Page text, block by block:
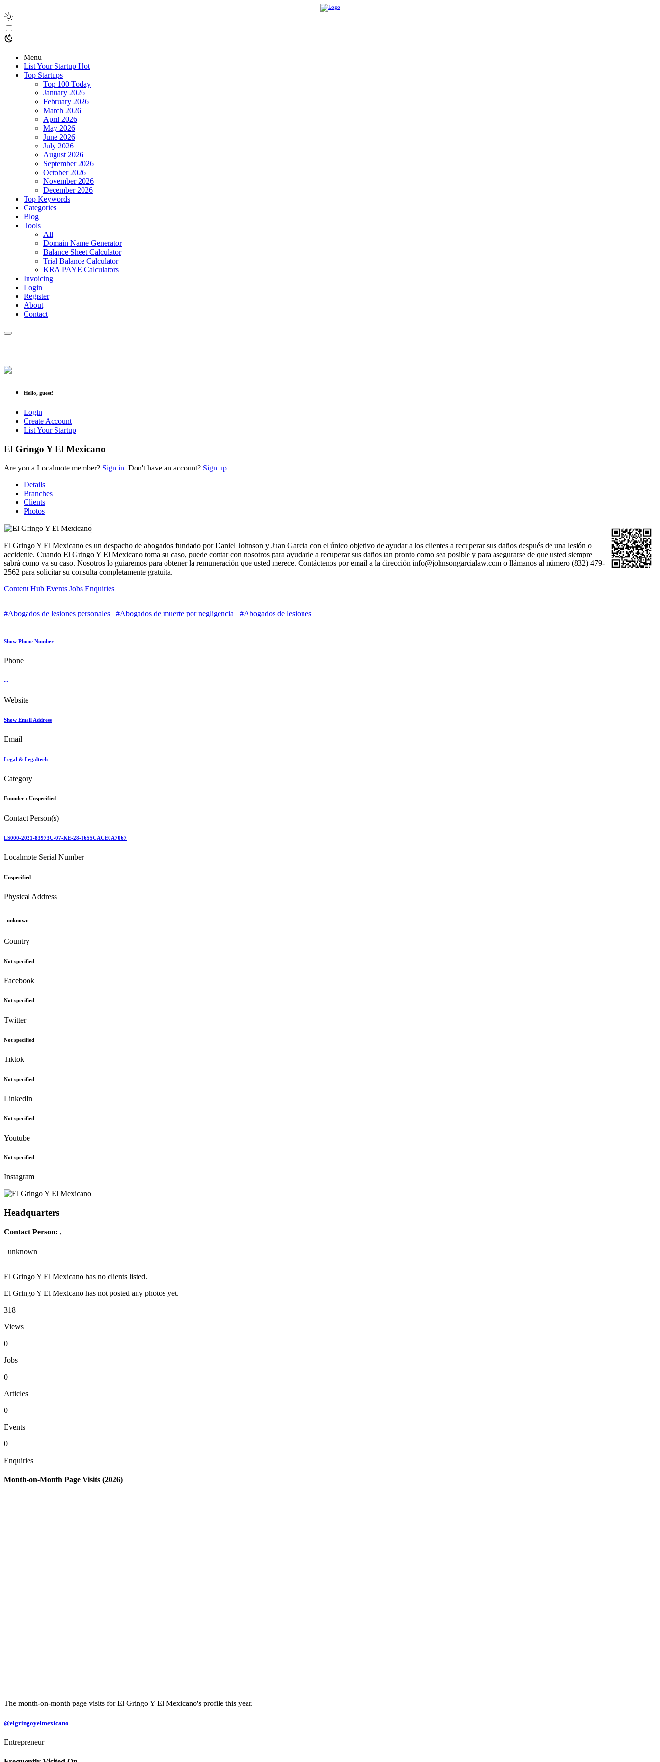
Menu
List Your Startup Hot
Top Startups
Top 100 Today
January 2026
February 2026
March 2026
April 2026
May 2026
June 2026
July 2026
August 2026
September 2026
October 2026
November 2026
December 2026
Top Keywords
Categories
Blog
Tools
All
Domain Name Generator
Balance Sheet Calculator
Trial Balance Calculator
KRA PAYE Calculators
Invoicing
Login
Register
About
Contact
Hello, guest!
Login
Create Account
List Your Startup
El Gringo Y El Mexicano
Are you a Localmote member? Sign in. Don't have an account? Sign up.
Details
Branches
Clients
Photos
El Gringo Y El Mexicano es un despacho de abogados fundado por Daniel Johnson y Juan Garcia con el único objetivo de ayudar a los clientes a recuperar sus daños después de una lesión o
accidente. Cuando El Gringo Y El Mexicano toma su caso, puede contar con nosotros para ayudarle a recuperar sus daños tan pronto como sea posible y para asegurarse de que usted siempre
sabrá como va su caso. Nosotros lo guiaremos para obtener la remuneración que usted merece. Contáctenos por email a la dirección info@johnsongarcialaw.com o llámanos al número (832) 479-
2562 para solicitar su consulta completamente gratuita.
Content Hub Events Jobs Enquiries
#Abogados de lesiones personales #Abogados de muerte por negligencia #Abogados de lesiones
Show Phone Number
Phone
...
Website
Show Email Address
Email
Legal & Legaltech
Category
Founder : Unspecified
Contact Person(s)
LS000-2021-83973U-07-KE-28-1655CACE0A7067
Localmote Serial Number
Unspecified
Physical Address
unknown
Country
Not specified
Facebook
Not specified
Twitter
Not specified
Tiktok
Not specified
LinkedIn
Not specified
Youtube
Not specified
Instagram
Headquarters
Contact Person: ,
unknown
El Gringo Y El Mexicano has no clients listed.
El Gringo Y El Mexicano has not posted any photos yet.
318
Views
0
Jobs
0
Articles
0
Events
0
Enquiries
Month-on-Month Page Visits (2026)
The month-on-month page visits for El Gringo Y El Mexicano's profile this year.
@elgringoyelmexicano
Entrepreneur